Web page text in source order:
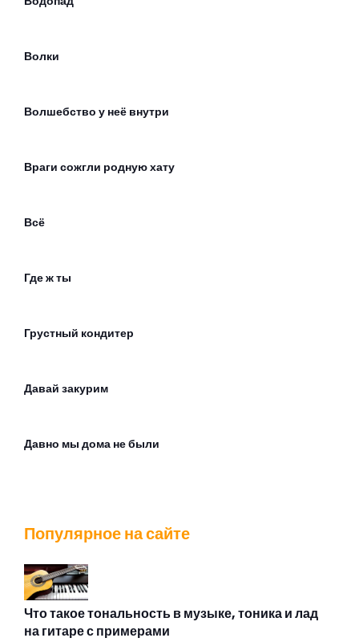
Волки
Волшебство у неё внутри
Враги сожгли родную хату
Всё
Где ж ты
Грустный кондитер
Давай закурим
Давно мы дома не были
Девочка с Карибских Берегов
Популярное на сайте
Что такое тональность в музыке, тоника и лад
на гитаре с примерами